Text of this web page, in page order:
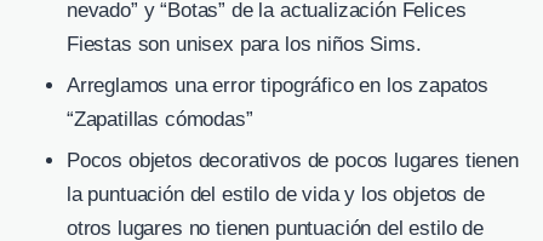
nevado” y “Botas” de la actualización Felices
Fiestas son unisex para los niños Sims.
Arreglamos una error tipográfico en los zapatos
“Zapatillas cómodas”
Pocos objetos decorativos de pocos lugares tienen
la puntuación del estilo de vida y los objetos de
otros lugares no tienen puntuación del estilo de